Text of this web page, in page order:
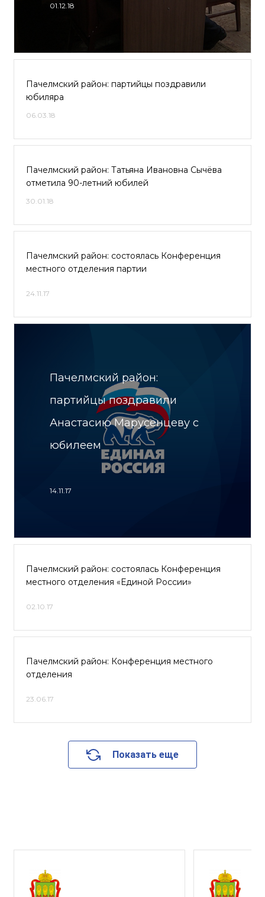
01.12.18
Пачелмский район: партийцы поздравили
юбиляра
06.03.18
Пачелмский район: Татьяна Ивановна Сычёва
отметила 90-летний юбилей
30.01.18
Пачелмский район: состоялась Конференция
местного отделения партии
24.11.17
Пачелмский район:
партийцы поздравили
Анастасию Марусенцеву с
юбилеем
14.11.17
Пачелмский район: состоялась Конференция
местного отделения «Единой России»
02.10.17
Пачелмский район: Конференция местного
отделения
23.06.17
Показать еще